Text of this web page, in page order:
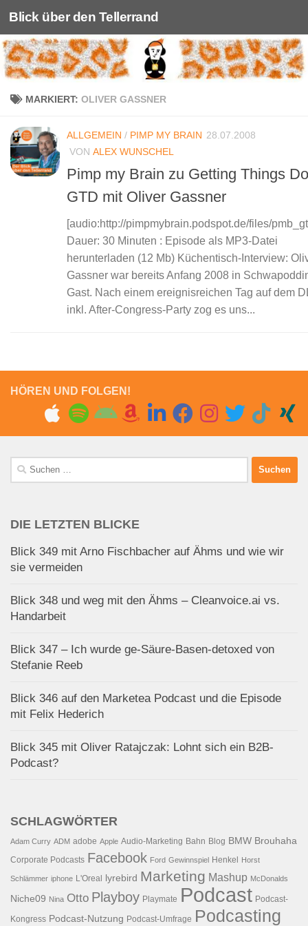
Unter dem Inhalt
Blick über den Tellerrand
MARKIERT: OLIVER GASSNER
ALLGEMEIN / PIMP MY BRAIN 28.07.2008
VON ALEX WUNSCHEL
Pimp my Brain zu Getting Things
GTD mit Oliver Gassner
[audio:http://pimpmybrain.podspot.de/files/
Dauer: 30 Minuten : Episode als MP3-Datei
herunterladen (12 Mb) Küchentisch-Interview:
Gassner war bereits Anfang 2008 in
Gast. Nach einem ereignisreichen Tag auf dem
inkl. After-Congress-Party zog es uns...
HÖREN UND FOLGEN!
Suchen
nach:
DIE LETZTEN BLICKE
Blick 349 mit Arno Fischbacher auf Ähms und wie wir
sie vermeiden
Blick 348 und weg mit den Ähms – Cleanvoice.ai vs.
Handarbeit
Blick 347 – Ich wurde ge-Säure-Basen-detoxed von
Stefanie Reeb
Blick 346 auf den Marketea Podcast und die Episode
mit Felix Hederich
Blick 345 mit Oliver Ratajczak: Lohnt sich ein B2B-
Podcast?
SCHLAGWÖRTER
Adam Curry ADM adobe Apple Audio-Marketing Bahn Blog BMW Brouhaha
Corporate Podcasts Facebook Ford Gewinnspiel Henkel Horst
Schlämmer iphone L'Oreal lyrebird Marketing Mashup McDonalds
Niche09 Nina Otto Playboy Playmate Podcast Podcast-
Kongress Podcast-Nutzung Podcast-Umfrage Podcasting